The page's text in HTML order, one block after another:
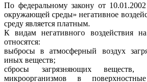
По федеральному закону от
окружающей среды» негативное
среду является платным.
К видам негативного воздействия
относятся:
выбросы в атмосферный воздух
иных веществ;
сбросы загрязняющих
микроорганизмов в